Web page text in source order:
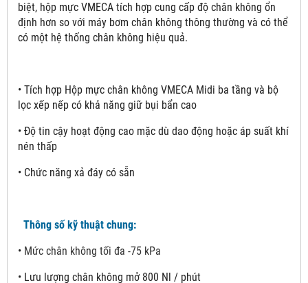
biệt, hộp mực VMECA tích hợp cung cấp độ chân không ổn
định hơn so với máy bơm chân không thông thường và có thể
có một hệ thống chân không hiệu quả.
• Tích hợp Hộp mực chân không VMECA Midi ba tầng và bộ
lọc xếp nếp có khả năng giữ bụi bẩn cao
• Độ tin cậy hoạt động cao mặc dù dao động hoặc áp suất khí
nén thấp
• Chức năng xả đáy có sẵn
Thông số kỹ thuật chung:
• Mức chân không tối đa -75 kPa
• Lưu lượng chân không mở 800 Nl / phút